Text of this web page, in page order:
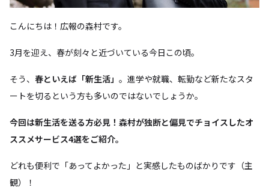
こんにちは！広報の森村です。
3月を迎え、春が刻々と近づいている今日この頃。
そう、 春といえば「新生活」 。進学や就職、転勤など新たなスタ
ートを切るという方も多いのではないでしょうか。
今回は新生活を送る方必見！森村が独断と偏見でチョイスしたオ
ススメサービス4選をご紹介。
どれも便利で「あってよかった」と実感したものばかりです（主
観）！